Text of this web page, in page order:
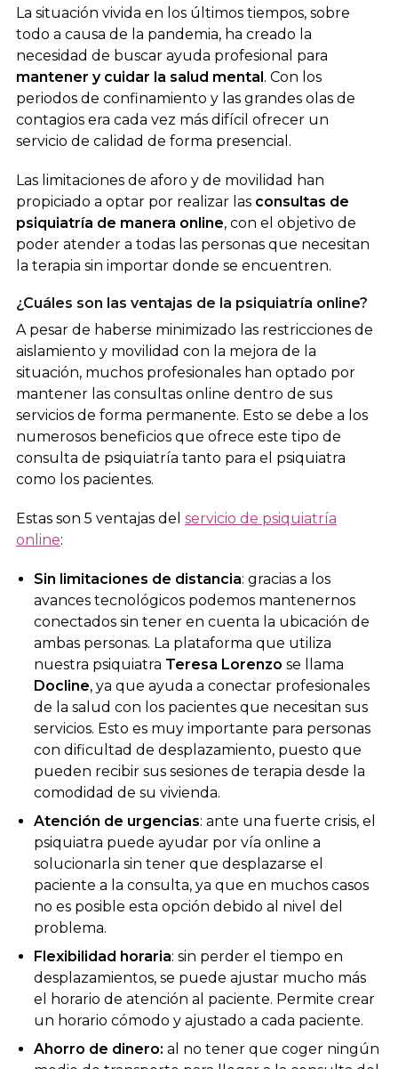
La situación vivida en los últimos tiempos, sobre
todo a causa de la pandemia, ha creado la
necesidad de buscar ayuda profesional para
mantener y cuidar la salud mental. Con los
periodos de confinamiento y las grandes olas de
contagios era cada vez más difícil ofrecer un
servicio de calidad de forma presencial.
Las limitaciones de aforo y de movilidad han
propiciado a optar por realizar las consultas de
psiquiatría de manera online, con el objetivo de
poder atender a todas las personas que necesitan
la terapia sin importar donde se encuentren.
¿Cuáles son las ventajas de la psiquiatría online?
A pesar de haberse minimizado las restricciones de
aislamiento y movilidad con la mejora de la
situación, muchos profesionales han optado por
mantener las consultas online dentro de sus
servicios de forma permanente. Esto se debe a los
numerosos beneficios que ofrece este tipo de
consulta de psiquiatría tanto para el psiquiatra
como los pacientes.
Estas son 5 ventajas del servicio de psiquiatría
online:
Sin limitaciones de distancia: gracias a los
avances tecnológicos podemos mantenernos
conectados sin tener en cuenta la ubicación de
ambas personas. La plataforma que utiliza
nuestra psiquiatra Teresa Lorenzo se llama
Docline, ya que ayuda a conectar profesionales
de la salud con los pacientes que necesitan sus
servicios. Esto es muy importante para personas
con dificultad de desplazamiento, puesto que
pueden recibir sus sesiones de terapia desde la
comodidad de su vivienda.
Atención de urgencias: ante una fuerte crisis, el
psiquiatra puede ayudar por vía online a
solucionarla sin tener que desplazarse el
paciente a la consulta, ya que en muchos casos
no es posible esta opción debido al nivel del
problema.
Flexibilidad horaria: sin perder el tiempo en
desplazamientos, se puede ajustar mucho más
el horario de atención al paciente. Permite crear
un horario cómodo y ajustado a cada paciente.
Ahorro de dinero: al no tener que coger ningún